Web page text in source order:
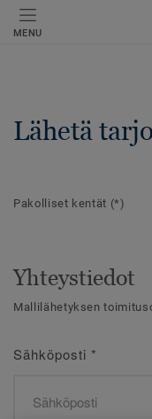
MENU
Lähetä
Pakolliset kentät (*)
Yhteystiedot
Mallilähetyksen
Sähköposti *